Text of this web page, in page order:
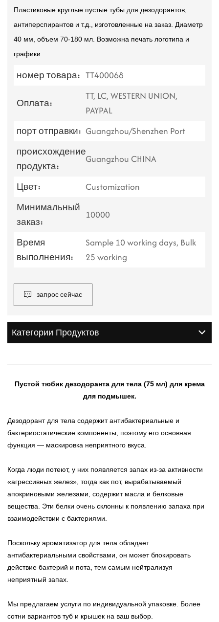
Пластиковые круглые пустые тубы для дезодорантов,
антиперспирантов и т.д., изготовленные на заказ. Диаметр
40 мм, объем 70-180 мл. Возможна печать логотипа и
графики.
номер товара: TT400068
Оплата:
TT, LC, WESTERN UNION,
PAYPAL
порт отправки: Guangzhou/Shenzhen Port
происхождение
продукта:
Guangzhou CHINA
Цвет:
Customization
Минимальный
заказ:
10000
Время
выполнения:
Sample 10 working days, Bulk
25 working
запрос сейчас
Категории Продуктов
Пустой тюбик дезодоранта для тела (75 мл) для крема
для подмышек.
Дезодорант для тела содержит антибактериальные и
бактериостатические компоненты, поэтому его основная
функция — маскировка неприятного вкуса.
Когда люди потеют, у них появляется запах из-за активности
«агрессивных желез», тогда как пот, вырабатываемый
апокриновыми железами, содержит масла и белковые
вещества. Эти белки очень склонны к появлению запаха при
взаимодействии с бактериями.
Поскольку ароматизатор для тела обладает
антибактериальными свойствами, он может блокировать
действие бактерий и пота, тем самым нейтрализуя
неприятный запах.
Мы предлагаем услуги по индивидуальной упаковке. Более
сотни вариантов туб и крышек на ваш выбор.